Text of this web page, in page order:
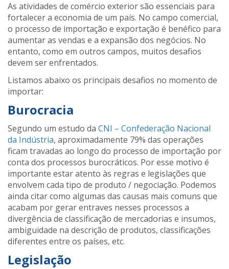
As atividades de comércio exterior são essenciais para
fortalecer a economia de um país. No campo comercial,
o processo de importação e exportação é benéfico para
aumentar as vendas e a expansão dos negócios. No
entanto, como em outros campos, muitos desafios
devem ser enfrentados.
Listamos abaixo os principais desafios no momento de
importar:
Burocracia
Segundo um estudo da CNI – Confederação Nacional
da Indústria, aproximadamente 79% das operações
ficam travadas ao longo do processo de importação por
conta dos processos burocráticos. Por esse motivo é
importante estar atento às regras e legislações que
envolvem cada tipo de produto / negociação. Podemos
ainda citar como algumas das causas mais comuns que
acabam por gerar entraves nesses processos a
divergência de classificação de mercadorias e insumos,
ambiguidade na descrição de produtos, classificações
diferentes entre os países, etc.
Legislação